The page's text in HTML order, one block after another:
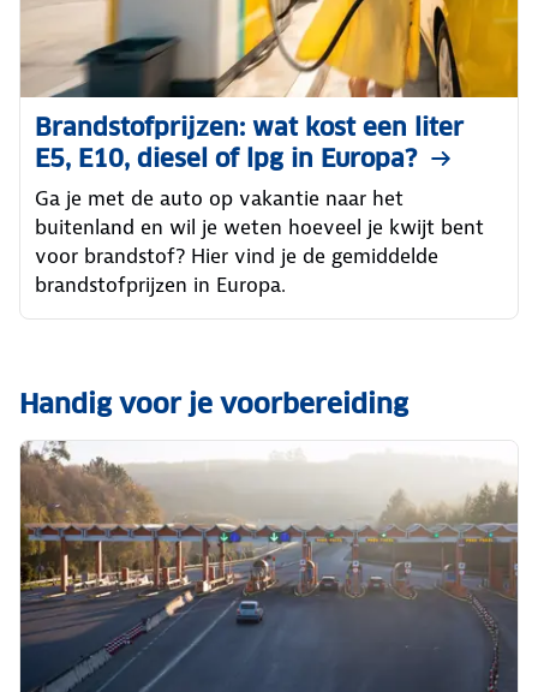
Brandstofprijzen: wat kost een liter
E5, E10, diesel of lpg in Europa?
Ga je met de auto op vakantie naar het
buitenland en wil je weten hoeveel je kwijt bent
voor brandstof? Hier vind je de gemiddelde
brandstofprijzen in Europa.
Handig voor je voorbereiding